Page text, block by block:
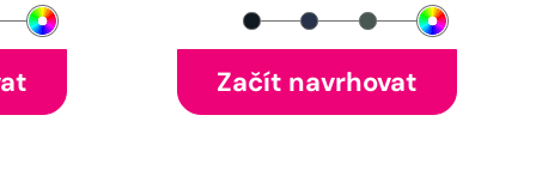
Začít navrhovat